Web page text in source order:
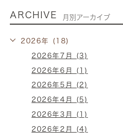
ARCHIVE 月別アーカイブ
2026年 (18)
2026年7月 (3)
2026年6月 (1)
2026年5月 (2)
2026年4月 (5)
2026年3月 (1)
2026年2月 (4)